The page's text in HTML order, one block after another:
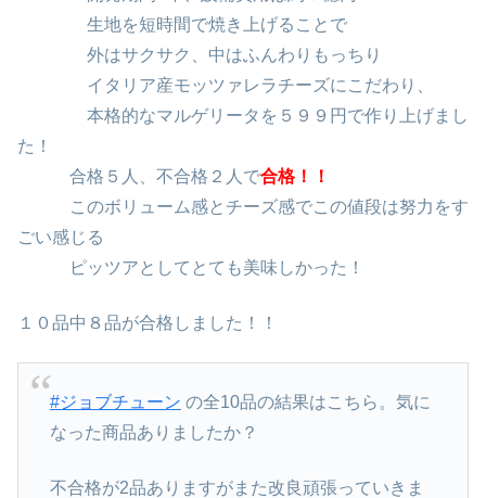
生地を短時間で焼き上げることで
外はサクサク、中はふんわりもっちり
イタリア産モッツァレラチーズにこだわり、
本格的なマルゲリータを５９９円で作り上げまし
た！
合格５人、不合格２人で合格！！
このボリューム感とチーズ感でこの値段は努力をす
ごい感じる
ピッツアとしてとても美味しかった！
１０品中８品が合格しました！！
#ジョブチューン の全10品の結果はこちら。気に
なった商品ありましたか？
不合格が2品ありますがまた改良頑張っていきま